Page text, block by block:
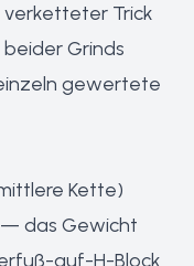
verketteter Trick
Grinds
gewertete
Kette)
das Gewicht
auf-H-Block